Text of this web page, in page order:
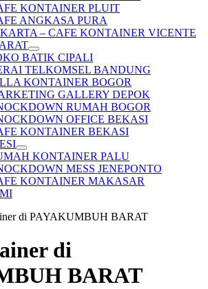
KONTAINER PLUIT
ANGKASA PURA
– CAFE KONTAINER VICENTE
BATIK CIPALI
TELKOMSEL BANDUNG
KONTAINER BOGOR
GALLERY DEPOK
RUMAH BOGOR
OFFICE BEKASI
KONTAINER BEKASI
KONTAINER PALU
MESS JENEPONTO
KONTAINER MAKASAR
di PAYAKUMBUH BARAT
di
BARAT